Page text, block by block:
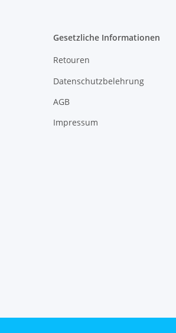
Gesetzliche Informationen
Retouren
Datenschutzbelehrung
AGB
Impressum